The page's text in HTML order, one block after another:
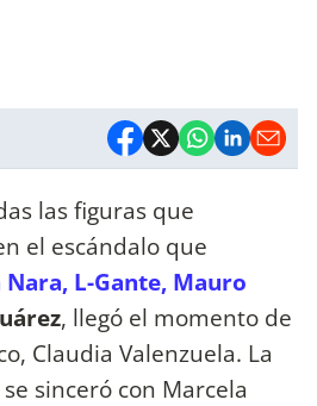
las figuras que
el escándalo que
Nara, L-Gante, Mauro
, llegó el momento de
Claudia Valenzuela. La
sinceró con Marcela